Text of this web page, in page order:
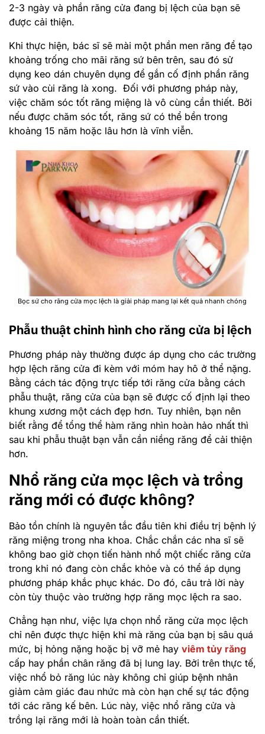
2-3 ngày và phần răng cửa đang bị lệch của bạn sẽ
được cải thiện.
Khi thực hiện, bác sĩ sẽ mài một phần men răng để tạo
khoảng trống cho mãi răng sứ bên trên, sau đó sử
dụng keo dán chuyên dụng để gắn cố định phần răng
sứ vào cùi răng là xong. Đối với phương pháp này,
việc chăm sóc tốt răng miệng là vô cùng cần thiết. Bởi
nếu được chăm sóc tốt, răng sứ có thể bền trong
khoảng 15 năm hoặc lâu hơn là vĩnh viễn.
Bọc sứ cho răng cửa mọc lệch là giải pháp mang lại kết quả nhanh chóng
Phẫu thuật chỉnh hình cho răng cửa bị lệch
Phương pháp này thường được áp dụng cho các trường
hợp lệch răng cửa đi kèm với móm hay hô ở thể nặng.
Bằng cách tác động trực tiếp tới răng cửa bằng cách
phẫu thuật, răng cửa của bạn sẽ được cố định lại theo
khung xương một cách đẹp hơn. Tuy nhiên, bạn nên
biết rằng để tổng thể hàm răng nhìn hoàn hảo nhất thì
sau khi phẫu thuật bạn vẫn cần niềng răng để cải thiện
hơn.
Nhổ răng cửa mọc lệch và trồng
răng mới có được không?
Bảo tồn chính là nguyên tắc đầu tiên khi điều trị bệnh lý
răng miệng trong nha khoa. Chắc chắn các nha sĩ sẽ
không bao giờ chọn tiến hành nhổ một chiếc răng cửa
trong khi nó đang còn chắc khỏe và có thể áp dụng
phương pháp khắc phục khác. Do đó, câu trả lời này
còn tùy thuộc vào trường hợp răng mọc lệch ra sao.
Chẳng hạn như, việc lựa chọn nhổ răng cửa mọc lệch
chỉ nên được thực hiện khi mà răng của bạn bị sâu quá
mức, bị hỏng nặng hoặc bị vỡ mẻ hay viêm tủy răng
cấp hay phần chân răng đã bị lung lay. Bởi trên thực tế,
việc nhổ bỏ răng lúc này không chỉ giúp bệnh nhân
giảm cảm giác đau nhức mà còn hạn chế sự tác động
tới các răng kế bên. Lúc này, việc nhổ răng cửa và
trồng lại răng mới là hoàn toàn cần thiết.